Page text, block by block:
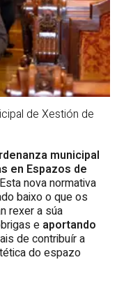
de Xestión de
municipal
en Espazos de
nova normativa
baixo o que os
rexer a súa
e aportando
de contribuír a
do espazo